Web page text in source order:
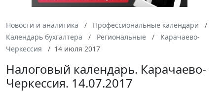
Новости и аналитика
Профессиональные календари
Календарь бухгалтера
Региональные
Карачаево-
Черкессия
14 июля 2017
Налоговый календарь. Карачаево-
Черкессия. 14.07.2017